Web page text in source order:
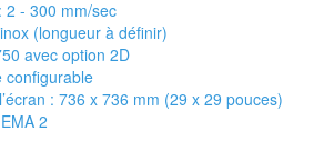
2 - 300 mm/sec
(longueur à définir)
avec option 2D
configurable
: 736 x 736 mm (29 x 29 pouces)
2